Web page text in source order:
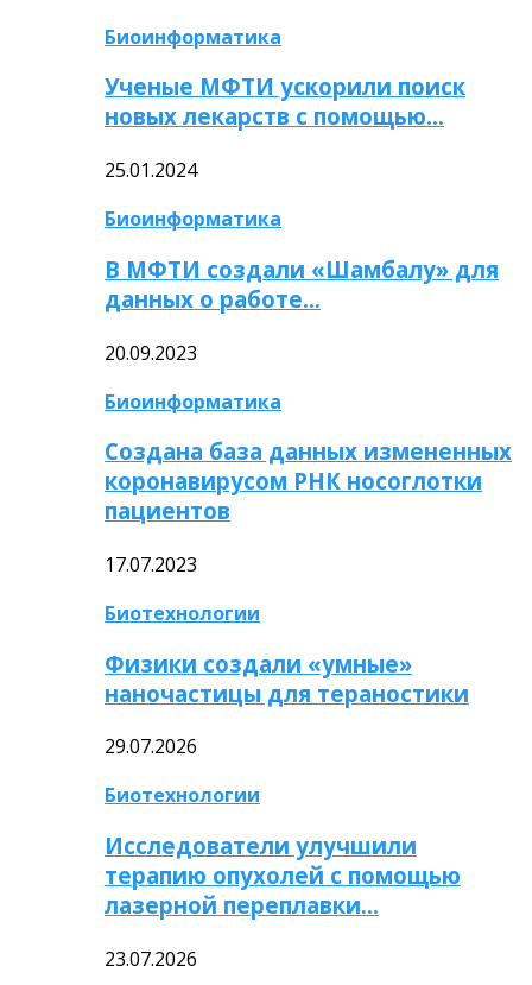
Биоинформатика
Ученые МФТИ ускорили поиск
новых лекарств с помощью…
25.01.2024
Биоинформатика
В МФТИ создали «Шамбалу» для
данных о работе…
20.09.2023
Биоинформатика
Создана база данных измененных
коронавирусом РНК носоглотки
пациентов
17.07.2023
Биотехнологии
Физики создали «умные»
наночастицы для тераностики
29.07.2026
Биотехнологии
Исследователи улучшили
терапию опухолей с помощью
лазерной переплавки…
23.07.2026